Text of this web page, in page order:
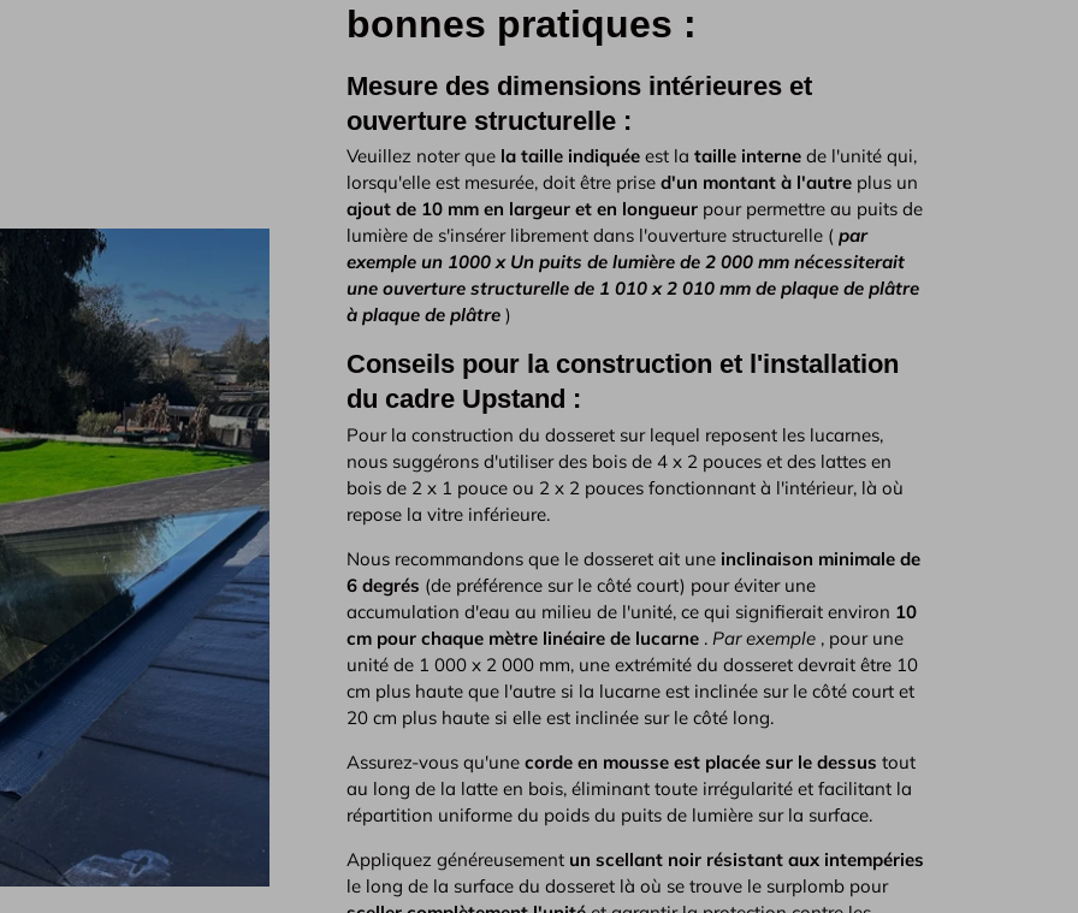
bonnes pratiques :
Mesure des dimensions intérieures et
ouverture structurelle :
Veuillez noter que la taille indiquée est la taille interne de l'unité qui,
lorsqu'elle est mesurée, doit être prise d'un montant à l'autre plus un
ajout de 10 mm en largeur et en longueur pour permettre au puits de
lumière de s'insérer librement dans l'ouverture structurelle ( par
exemple un 1000 x Un puits de lumière de 2 000 mm nécessiterait
une ouverture structurelle de 1 010 x 2 010 mm de plaque de plâtre
à plaque de plâtre )
Conseils pour la construction et l'installation
du cadre Upstand :
Pour la construction du dosseret sur lequel reposent les lucarnes,
nous suggérons d'utiliser des bois de 4 x 2 pouces et des lattes en
bois de 2 x 1 pouce ou 2 x 2 pouces fonctionnant à l'intérieur, là où
repose la vitre inférieure.
Nous recommandons que le dosseret ait une inclinaison minimale de
6 degrés (de préférence sur le côté court) pour éviter une
accumulation d'eau au milieu de l'unité, ce qui signifierait environ 10
cm pour chaque mètre linéaire de lucarne . Par exemple , pour une
unité de 1 000 x 2 000 mm, une extrémité du dosseret devrait être 10
cm plus haute que l'autre si la lucarne est inclinée sur le côté court et
20 cm plus haute si elle est inclinée sur le côté long.
Assurez-vous qu'une corde en mousse est placée sur le dessus tout
au long de la latte en bois, éliminant toute irrégularité et facilitant la
répartition uniforme du poids du puits de lumière sur la surface.
Appliquez généreusement un scellant noir résistant aux intempéries
le long de la surface du dosseret là où se trouve le surplomb pour